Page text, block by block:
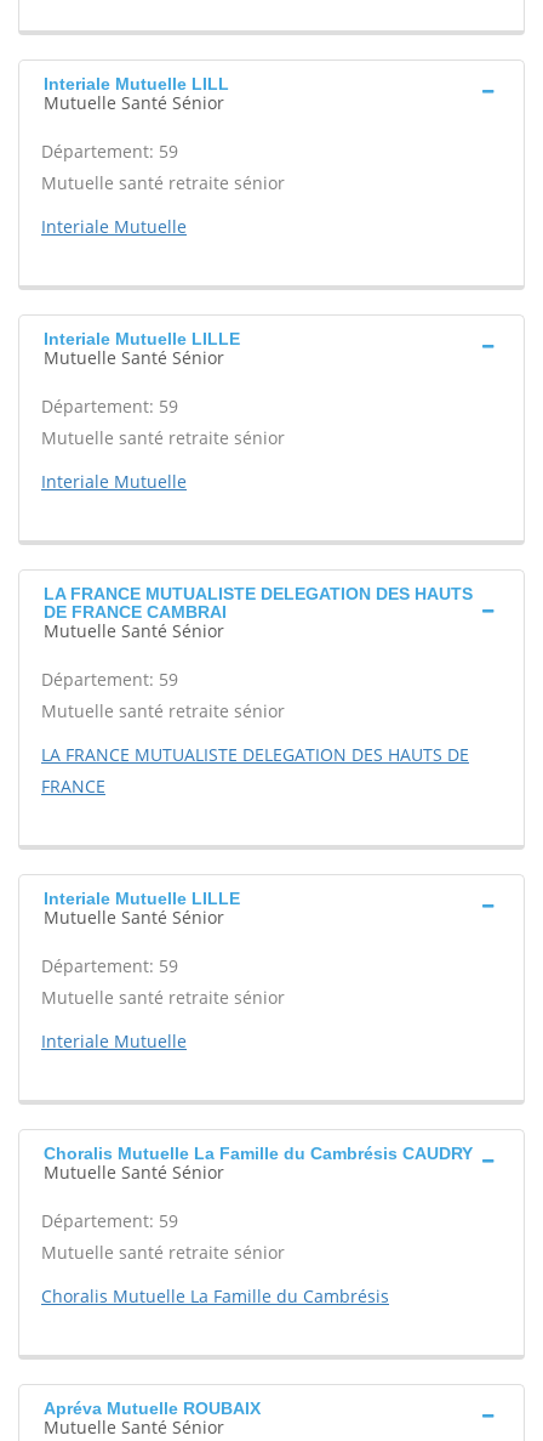
Interiale Mutuelle LILL
Mutuelle Santé Sénior
Département: 59
Mutuelle santé retraite sénior
Interiale Mutuelle
Interiale Mutuelle LILLE
Mutuelle Santé Sénior
Département: 59
Mutuelle santé retraite sénior
Interiale Mutuelle
LA FRANCE MUTUALISTE DELEGATION DES HAUTS
DE FRANCE CAMBRAI
Mutuelle Santé Sénior
Département: 59
Mutuelle santé retraite sénior
LA FRANCE MUTUALISTE DELEGATION DES HAUTS DE
FRANCE
Interiale Mutuelle LILLE
Mutuelle Santé Sénior
Département: 59
Mutuelle santé retraite sénior
Interiale Mutuelle
Choralis Mutuelle La Famille du Cambrésis CAUDRY
Mutuelle Santé Sénior
Département: 59
Mutuelle santé retraite sénior
Choralis Mutuelle La Famille du Cambrésis
Apréva Mutuelle ROUBAIX
Mutuelle Santé Sénior